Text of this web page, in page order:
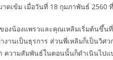
ดเข้ม เมื่อวันที่ 18 กุมภาพันธ์ 2560
ของน้องแพรวและคุณเหลิมเริ่มต้นขึ้
งานเป็นธุรการ ส่วนพี่เหลิมก็เป็นวิ
ความสัมพันธ์ในตอนนั้นก็ดำเนินไป